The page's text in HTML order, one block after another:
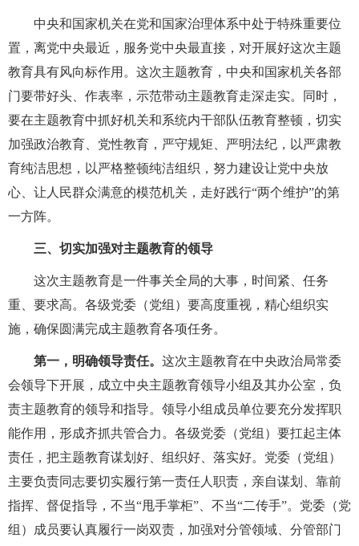
中央和国家机关在党和国家治理体系中处于特殊重要位
置，离党中央最近，服务党中央最直接，对开展好这次主题
教育具有风向标作用。这次主题教育，中央和国家机关各部
门要带好头、作表率，示范带动主题教育走深走实。同时，
要在主题教育中抓好机关和系统内干部队伍教育整顿，切实
加强政治教育、党性教育，严守规矩、严明法纪，以严肃教
育纯洁思想，以严格整顿纯洁组织，努力建设让党中央放
心、让人民群众满意的模范机关，走好践行“两个维护”的第
一方阵。
三、切实加强对主题教育的领导
这次主题教育是一件事关全局的大事，时间紧、任务
重、要求高。各级党委（党组）要高度重视，精心组织实
施，确保圆满完成主题教育各项任务。
第一，明确领导责任。 这次主题教育在中央政治局常委
会领导下开展，成立中央主题教育领导小组及其办公室，负
责主题教育的领导和指导。领导小组成员单位要充分发挥职
能作用，形成齐抓共管合力。各级党委（党组）要扛起主体
责任，把主题教育谋划好、组织好、落实好。党委（党组）
主要负责同志要切实履行第一责任人职责，亲自谋划、靠前
指挥、督促指导，不当“甩手掌柜”、不当“二传手”。党委（党
组）成员要认真履行一岗双责，加强对分管领域、分管部门